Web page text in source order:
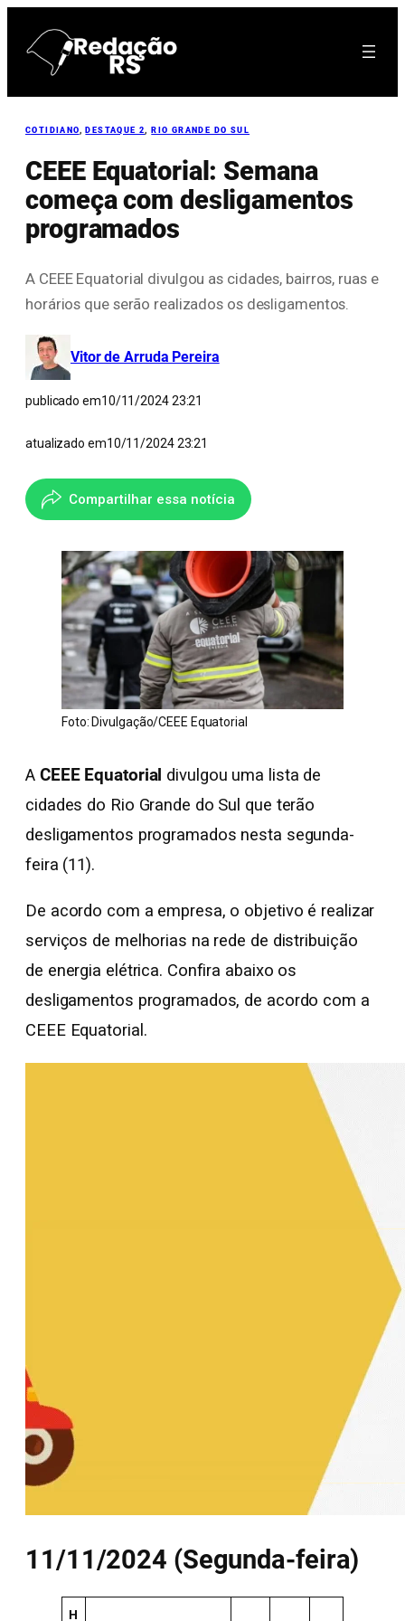
para
COTIDIANO, DESTAQUE 2, RIO GRANDE DO SUL
CEEE Equatorial: Semana
começa com desligamentos
programados
A CEEE Equatorial divulgou as cidades, bairros, ruas e
horários que serão realizados os desligamentos.
Vitor de Arruda Pereira
publicado em10/11/2024 23:21
atualizado em10/11/2024 23:21
Compartilhar essa notícia
Foto: Divulgação/CEEE Equatorial
A CEEE Equatorial divulgou uma lista de
cidades do Rio Grande do Sul que terão
desligamentos programados nesta segunda-
feira (11).
De acordo com a empresa, o objetivo é realizar
serviços de melhorias na rede de distribuição
de energia elétrica. Confira abaixo os
desligamentos programados, de acordo com a
CEEE Equatorial.
11/11/2024 (Segunda-feira)
H